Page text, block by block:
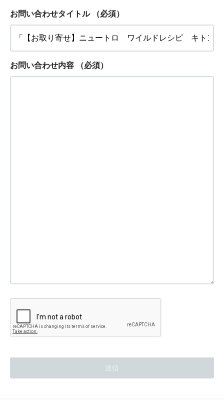
お問い合わせタイトル （必須）
お問い合わせ内容 （必須）